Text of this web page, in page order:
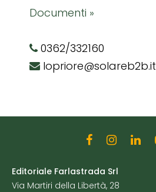
Documenti »
0362/332160
lopriore@solareb2b.it
Editoriale Farlastrada Srl
Via Martiri della Libertà, 28